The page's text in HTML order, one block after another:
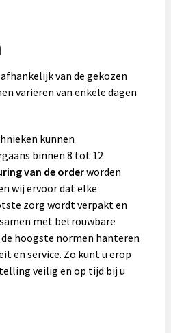
van de gekozen
variëren van enkele dagen
kunnen
binnen 8 tot 12
van de orderworden
wij ervoor dat elke
zorg wordt verpakt en
met betrouwbare
hoogste normen hanteren
en service. Zo kunt u erop
veilig en op tijd bij u